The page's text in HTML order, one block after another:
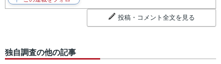
投稿・コメント全文を見る
独自調査の他の記事